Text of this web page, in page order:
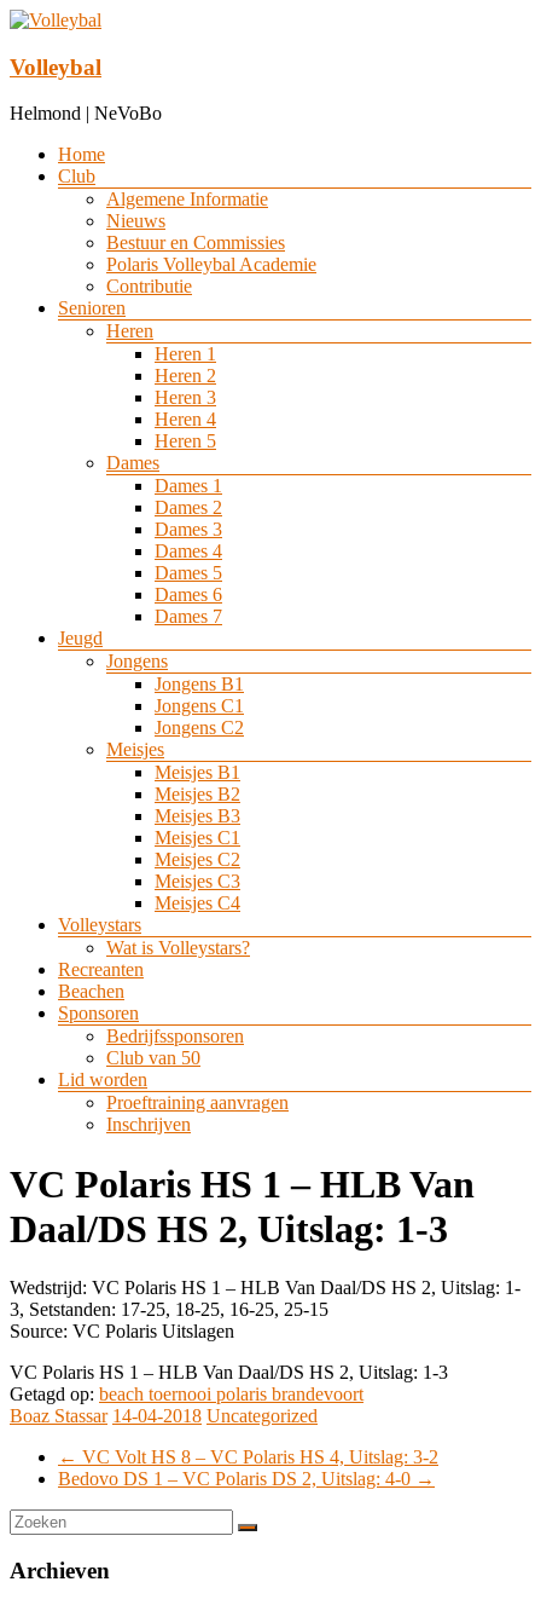
Ga
de
inhoud
Volleybal
Helmond | NeVoBo
Menu
Home
Club
Algemene Informatie
Nieuws
Bestuur en Commissies
Polaris Volleybal Academie
Contributie
Senioren
Heren
Heren 1
Heren 2
Heren 3
Heren 4
Heren 5
Dames
Dames 1
Dames 2
Dames 3
Dames 4
Dames 5
Dames 6
Dames 7
Jeugd
Jongens
Jongens B1
Jongens C1
Jongens C2
Meisjes
Meisjes B1
Meisjes B2
Meisjes B3
Meisjes C1
Meisjes C2
Meisjes C3
Meisjes C4
Volleystars
Wat is Volleystars?
Recreanten
Beachen
Sponsoren
Bedrijfssponsoren
Club van 50
Lid worden
Proeftraining aanvragen
Inschrijven
VC Polaris HS 1 – HLB Van
Daal/DS HS 2, Uitslag: 1-3
Wedstrijd: VC Polaris HS 1 – HLB Van Daal/DS HS 2, Uitslag: 1-
3, Setstanden: 17-25, 18-25, 16-25, 25-15
Source: VC Polaris Uitslagen
VC Polaris HS 1 – HLB Van Daal/DS HS 2, Uitslag: 1-3
Getagd op: beach toernooi polaris brandevoort
Boaz Stassar 14-04-2018 Uncategorized
← VC Volt HS 8 – VC Polaris HS 4, Uitslag: 3-2
Bedovo DS 1 – VC Polaris DS 2, Uitslag: 4-0 →
Archieven